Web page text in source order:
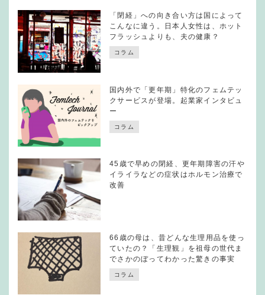
「閉経」への向き合い方は国によって
こんなに違う。日本人女性は、ホット
フラッシュよりも、夫の健康？
コラム
国内外で「更年期」特化のフェムテッ
クサービスが登場。起業家インタビュ
ー
コラム
45歳で早めの閉経、更年期障害の汗や
イライラなどの症状はホルモン治療で
改善
66歳の母は、昔どんな生理用品を使っ
ていたの？「生理観」を祖母の世代ま
でさかのぼってわかった驚きの事実
コラム